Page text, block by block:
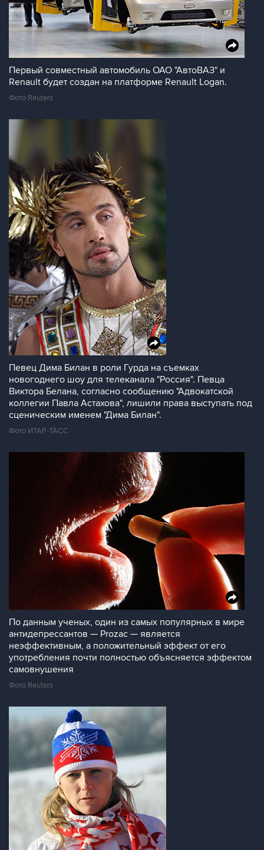
Первый совместный автомобиль ОАО "АвтоВАЗ" и
Renault будет создан на платформе Renault Logan.
Фото Reuters
Певец Дима Билан в роли Гурда на съемках
новогоднего шоу для телеканала "Россия". Певца
Виктора Белана, согласно сообщению "Адвокатской
коллегии Павла Астахова", лишили права выступать под
сценическим именем "Дима Билан".
Фото ИТАР-ТАСС
По данным ученых, один из самых популярных в мире
антидепрессантов — Prozac — является
неэффективным, а положительный эффект от его
употребления почти полностью объясняется эффектом
самовнушения
Фото Reuters